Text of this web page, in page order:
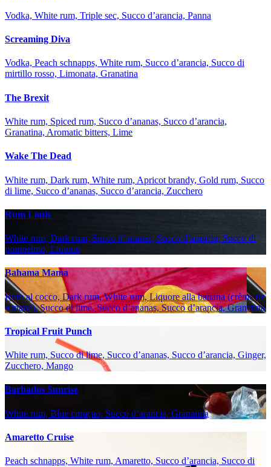
Vodka, White rum, Triple sec, Succo d’arancia, Panna
Screaming Diva
Vodka, Peach schnapps, White rum, Succo d’arancia, Succo di
mirtillo rosso, Limonata, Granatina
The Brexit
White rum, Spiced rum, Succo d’ananas, Succo d’arancia,
Granatina, Aromatic bitters, Lime
Wake The Dead
White rum, Dark rum, White rum, Apricot brandy, Gold rum, Succo
di lime, Succo d’ananas, Succo d’arancia, Zucchero
Rum Louis
White rum, Dark rum, Succo d’ananas, Succo d’arancia, Succo di
pompelmo, Limone
Bahama Mama
Rum al cocco, Dark rum, White rum, Liquore alla banana (crème de
banane), Succo di lime, Succo d’ananas, Succo d’arancia, Granatina
Tropical Fruit Punch
White rum, Succo di lime, Succo d’ananas, Succo d’arancia, Ginger,
Zucchero, Mango
Barbados Sunrise
White rum, Blue curaçao, Succo d’arancia, Granatina
Amaretto Cruise
Peach schnapps, White rum, Amaretto, Succo d’arancia, Succo di